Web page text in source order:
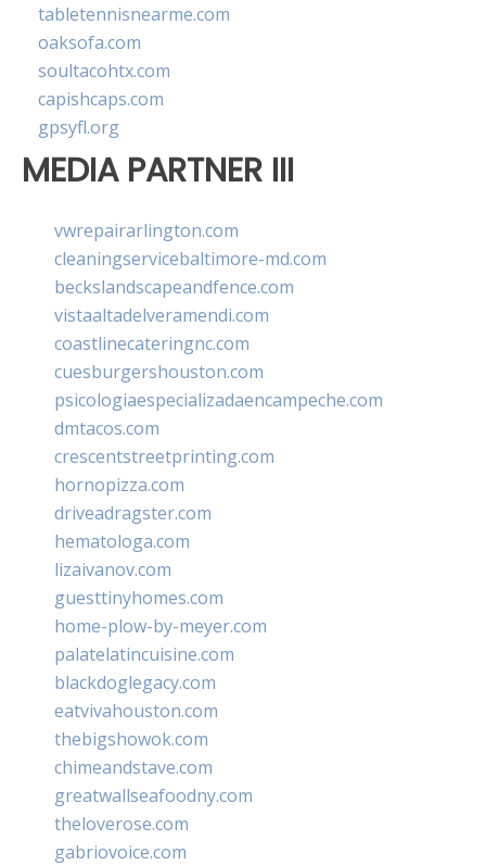
tabletennisnearme.com
oaksofa.com
soultacohtx.com
capishcaps.com
gpsyfl.org
MEDIA PARTNER III
vwrepairarlington.com
cleaningservicebaltimore-md.com
beckslandscapeandfence.com
vistaaltadelveramendi.com
coastlinecateringnc.com
cuesburgershouston.com
psicologiaespecializadaencampeche.com
dmtacos.com
crescentstreetprinting.com
hornopizza.com
driveadragster.com
hematologa.com
lizaivanov.com
guesttinyhomes.com
home-plow-by-meyer.com
palatelatincuisine.com
blackdoglegacy.com
eatvivahouston.com
thebigshowok.com
chimeandstave.com
greatwallseafoodny.com
theloverose.com
gabriovoice.com